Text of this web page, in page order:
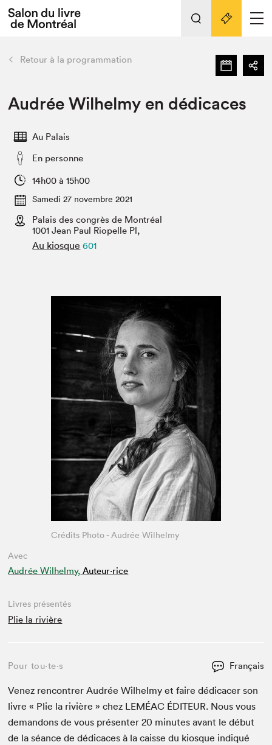
Espace médias
Espace exposant⋅e⋅s
Tout sur l'édition 2022
Actualités
Vidéos et Balados
Club de lecture Braindate
retour Nos activités
Édition 2022
Planifier sa visite
Projets partenaires 2022
Archives
Liens pratiques
Retour à la programmation
Audrée Wilhelmy en dédicaces
Au Palais
En personne
14h00 à 15h00
Samedi 27 novembre 2021
Palais des congrès de Montréal
1001 Jean Paul Riopelle Pl,
Au kiosque 601
Avec
Audrée Wilhelmy, Auteur·rice
Crédits Photo - Audrée Wilhelmy
Livres présentés
Plie la rivière
Pour tou⋅te⋅s Français
Venez ren­con­tr­er Audrée Wil­helmy et faire dédi­cac­er son
livre « Plie la riv­ière » chez LEMÉAC ÉDI­TEUR. Nous vous
deman­dons de vous présen­ter20 min­utes avant le début
de la séance de dédi­caces à la caisse du kiosque indiqué